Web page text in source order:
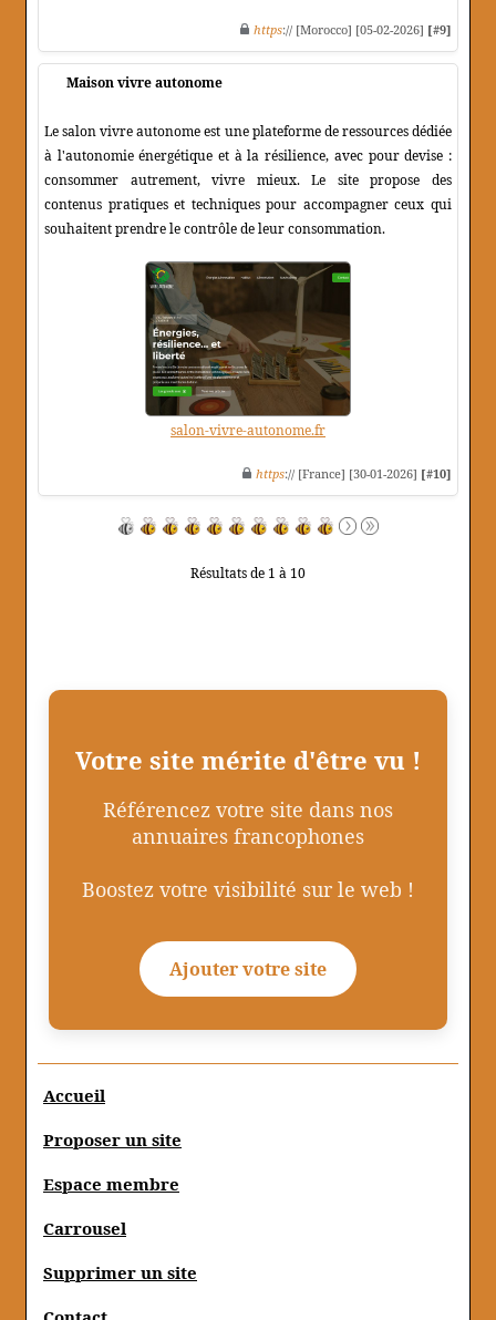
https:// [Morocco] [05-02-2026] [#9]
Maison vivre autonome
Le salon vivre autonome est une plateforme de ressources dédiée
à l'autonomie énergétique et à la résilience, avec pour devise :
consommer autrement, vivre mieux. Le site propose des
contenus pratiques et techniques pour accompagner ceux qui
souhaitent prendre le contrôle de leur consommation.
salon-vivre-autonome.fr
https:// [France] [30-01-2026] [#10]
Résultats de 1 à 10
Votre site mérite d'être vu !
Référencez votre site dans nos
annuaires francophones
Boostez votre visibilité sur le web !
Ajouter votre site
Accueil
Proposer un site
Espace membre
Carrousel
Supprimer un site